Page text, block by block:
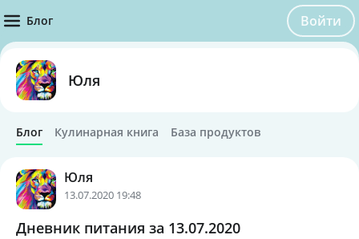
Блог Войти
Юля
Блог Кулинарная книга База продуктов
Юля
13.07.2020 19:48
Дневник питания за 13.07.2020